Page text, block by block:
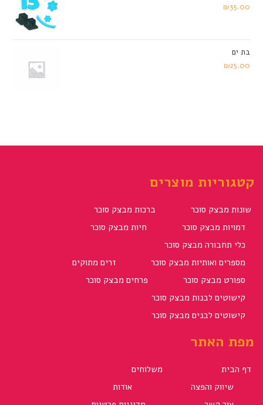
₪35.00
בת ים
₪25.00
קטגוריות מוצרים
שונות מבצק סוכר
ברכות מבצק סוכר
דמויות מבצק סוכר
חיות מבצק סוכר
כלי תחבורה מבצק סוכר
מספרים ואותיות מבצק סוכר
זרים מתוקים
ספורט מבצק סוכר
פרחים מבצק סוכר
קישוטים לבנות מבצק סוכר
קישוטים לבנים מבצק סוכר
מפת האתר
דף הבית
משלוחים
שיווק והפצה
אודות